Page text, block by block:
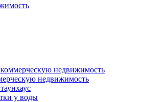
недвижимость
недвижимость
у воды